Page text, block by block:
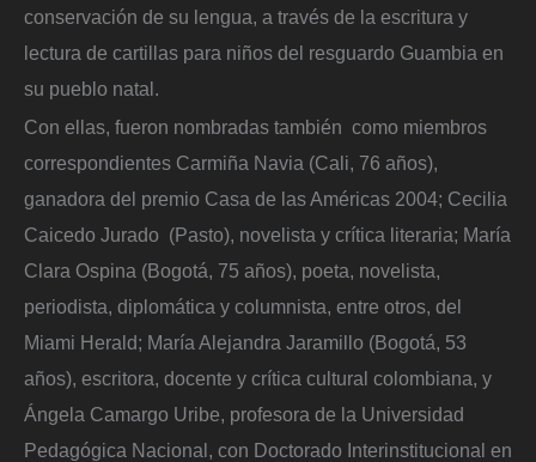
conservación de su lengua, a través de la escritura y
lectura de cartillas para niños del resguardo Guambia en
su pueblo natal.
Con ellas, fueron nombradas también como miembros
correspondientes Carmiña Navia (Cali, 76 años),
ganadora del premio Casa de las Américas 2004; Cecilia
Caicedo Jurado (Pasto), novelista y crítica literaria; María
Clara Ospina (Bogotá, 75 años), poeta, novelista,
periodista, diplomática y columnista, entre otros, del
Miami Herald; María Alejandra Jaramillo (Bogotá, 53
años), escritora, docente y crítica cultural colombiana, y
Ángela Camargo Uribe, profesora de la Universidad
Pedagógica Nacional, con Doctorado Interinstitucional en